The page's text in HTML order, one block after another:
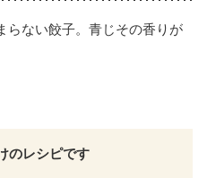
らない餃子。青じその香りが
のレシピです